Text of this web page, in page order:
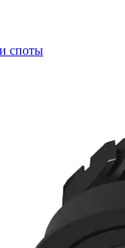
споты